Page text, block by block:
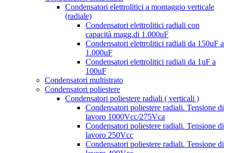
Condensatori elettrolitici a montaggio verticale
(radiale)
Condensatori elettrolitici radiali con
capacità magg.di 1.000uF
Condensatori elettrolitici radiali da 150uF a
1.000uF
Condensatori elettrolitici radiali da 1uF a
100uF
Condensatori multistrato
Condensatori poliestere
Condensatori poliestere radiali ( verticali )
Condensatori poliestere radiali. Tensione di
lavoro 1000Vcc/275Vca
Condensatori poliestere radiali. Tensione di
lavoro 250Vcc
Condensatori poliestere radiali. Tensione di